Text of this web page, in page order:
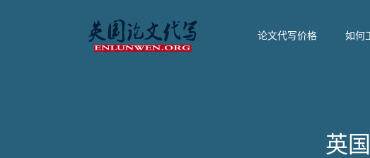
论文代写价格 如何
英